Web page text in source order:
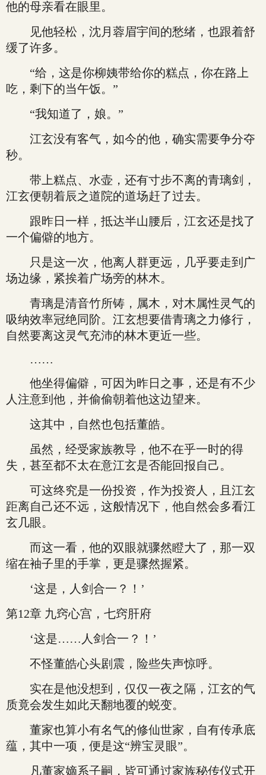
他的母亲看在眼里。
见他轻松，沈月蓉眉宇间的愁绪，也跟着舒
缓了许多。
“给，这是你柳姨带给你的糕点，你在路上
吃，剩下的当午饭。”
“我知道了，娘。”
江玄没有客气，如今的他，确实需要争分夺
秒。
带上糕点、水壶，还有寸步不离的青璃剑，
江玄便朝着辰之道院的道场赶了过去。
跟昨日一样，抵达半山腰后，江玄还是找了
一个偏僻的地方。
只是这一次，他离人群更远，几乎要走到广
场边缘，紧挨着广场旁的林木。
青璃是清音竹所铸，属木，对木属性灵气的
吸纳效率冠绝同阶。江玄想要借青璃之力修行，
自然要离这灵气充沛的林木更近一些。
……
他坐得偏僻，可因为昨日之事，还是有不少
人注意到他，并偷偷朝着他这边望来。
这其中，自然也包括董皓。
虽然，经受家族教导，他不在乎一时的得
失，甚至都不太在意江玄是否能回报自己。
可这终究是一份投资，作为投资人，且江玄
距离自己还不远，这般情况下，他自然会多看江
玄几眼。
而这一看，他的双眼就骤然瞪大了，那一双
缩在袖子里的手掌，更是骤然握紧。
‘这是，人剑合一？！’
第12章 九窍心宫，七窍肝府
‘这是……人剑合一？！’
不怪董皓心头剧震，险些失声惊呼。
实在是他没想到，仅仅一夜之隔，江玄的气
质竟会发生如此天翻地覆的蜕变。
董家也算小有名气的修仙世家，自有传承底
蕴，其中一项，便是这“辨宝灵眼”。
凡董家嫡系子嗣，皆可通过家族秘传仪式开